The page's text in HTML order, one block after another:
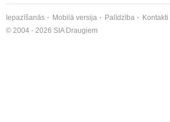
Iepazīšanās Mobilā versija Palīdzība Kontakti
© 2004 - 2026 SIA Draugiem